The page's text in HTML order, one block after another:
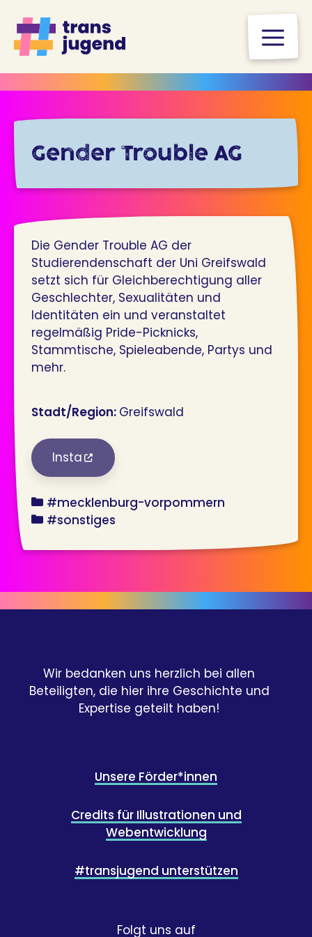
Inhalt
springen
Gender Trouble AG
Die Gender Trouble AG der
Studierendenschaft der Uni Greifswald
setzt sich für Gleichberechtigung aller
Geschlechter, Sexualitäten und
Identitäten ein und veranstaltet
regelmäßig Pride-Picknicks,
Stammtische, Spieleabende, Partys und
mehr.
Stadt/Region: Greifswald
Insta
bundesland
#mecklenburg-vorpommern
angebot
#sonstiges
Wir bedanken uns herzlich bei allen
Beteiligten, die hier ihre Geschichte und
Expertise geteilt haben!
Unsere Förder*innen
Credits für Illustrationen und
Webentwicklung
#transjugend unterstützen
Folgt uns auf